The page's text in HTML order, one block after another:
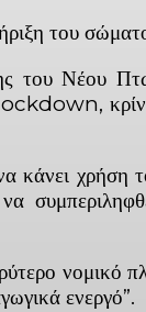
του
του Νέου
κάνει χρήση
νομικό
ενεργό”.